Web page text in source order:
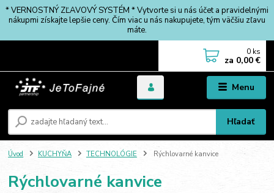
* VERNOSTNÝ ZĽAVOVÝ SYSTÉM * Vytvorte si u nás účet a pravidelnými
nákupmi získajte lepšie ceny. Čím viac u nás nakupujete, tým väčšiu zľavu
máte.
Menu
Hľadať
0 ks
za 0,00 €
Úvod KUCHYŇA TECHNOLÓGIE Rýchlovarné kanvice
Rýchlovarné kanvice